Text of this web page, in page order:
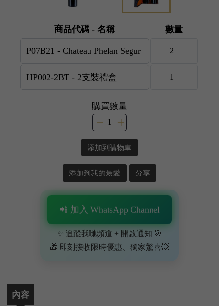
商品代碼 - 名稱 數量
購買數量
添加到購物車
添加到我的最愛 分享
📲 加入 WhatsApp Channel
✨ 追蹤我哋頻道 + 開啟通知 🎯
🎁 即刻接收限時優惠、獨家驚喜💥
內容